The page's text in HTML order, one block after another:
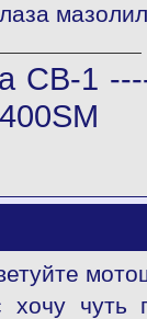
мазолил
CB-1
хочу чуть